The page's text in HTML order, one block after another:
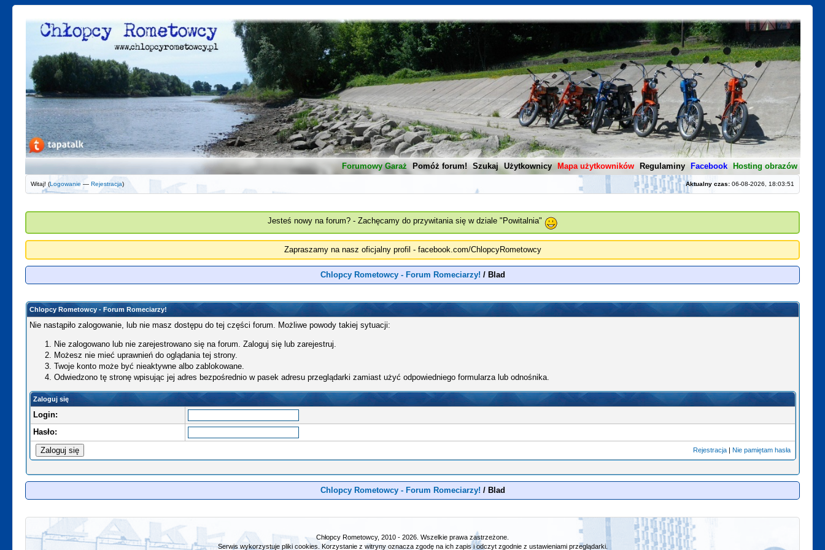
Forumowy Garaż Pomóż forum! Szukaj Użytkownicy Mapa użytkowników Regulaminy Facebook Hosting obrazów
Aktualny czas:06-08-2026, 18:03:51
Witaj! (Logowanie —Rejestracja)
Jesteś nowy na forum? - Zachęcamy do przywitania się w dziale "Powitalnia"
Zapraszamy na nasz oficjalny profil - facebook.com/ChlopcyRometowcy
Chlopcy Rometowcy - Forum Romeciarzy! / Blad
Chlopcy Rometowcy - Forum Romeciarzy!
Nie nastąpiło zalogowanie, lub nie masz dostępu do tej części forum. Możliwe powody takiej sytuacji:
Nie zalogowano lub nie zarejestrowano się na forum. Zaloguj się lub zarejestruj.
Możesz nie mieć uprawnień do oglądania tej strony.
Twoje konto może być nieaktywne albo zablokowane.
Odwiedzono tę stronę wpisując jej adres bezpośrednio w pasek adresu przeglądarki zamiast użyć odpowiedniego formularza lub odnośnika.
Zaloguj się
Login:
Hasło:
Rejestracja| Nie pamiętam hasła
Chlopcy Rometowcy - Forum Romeciarzy! / Blad
Chłopcy Rometowcy, 2010 - 2026. Wszelkie prawa zastrzeżone.
Serwis wykorzystuje pliki cookies. Korzystanie z witryny oznacza zgodę na ich zapis i odczyt zgodnie z ustawieniami przeglądarki.